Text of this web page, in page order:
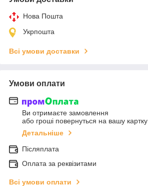
Нова Пошта
Укрпошта
Всі умови доставки
Умови оплати
Ви отримаєте замовлення
або гроші повернуться на вашу картку
Детальніше
Післяплата
Оплата за реквізитами
Всі умови оплати